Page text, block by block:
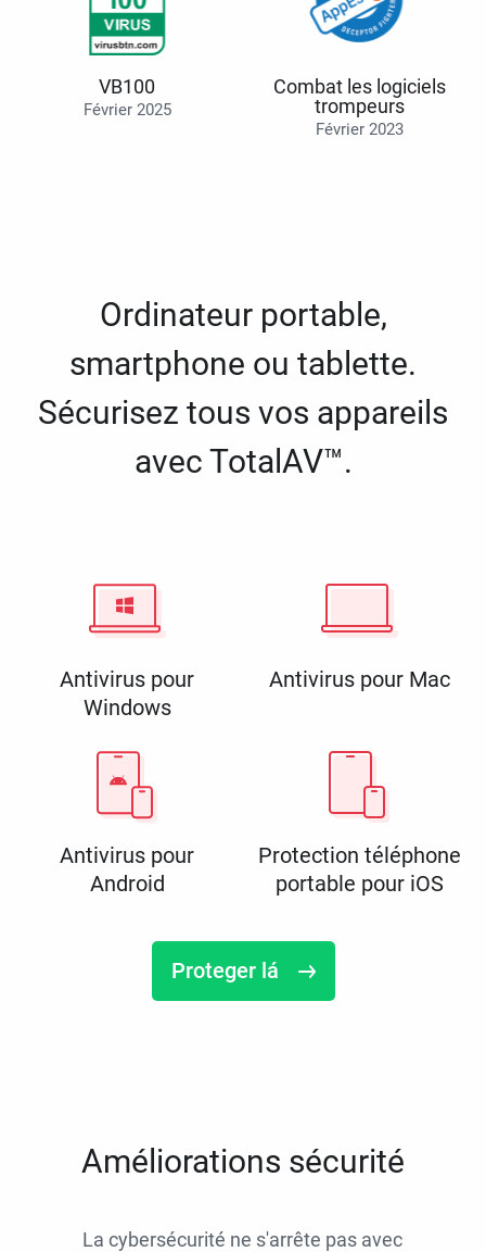
VB100
Février 2025
Combat les logiciels
trompeurs
Février 2023
Ordinateur portable,
smartphone ou tablette.
Sécurisez tous vos appareils
avec TotalAV™.
Antivirus pour
Windows
Antivirus pour Mac
Antivirus pour
Android
Protection téléphone
portable pour iOS
Proteger lá
Améliorations sécurité
La cybersécurité ne s'arrête pas avec